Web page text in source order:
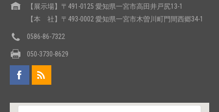
【展示場】〒491-0125 愛知県一宮市高田井戸尻13-1
【本 社】〒493-0002 愛知県一宮市木曽川町門間西郷34-1
0586-86-7322
050-3730-8629